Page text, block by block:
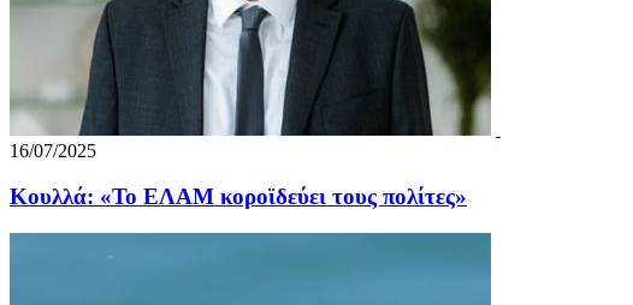
16/07/2025
Κουλλά: «Το ΕΛΑΜ κοροϊδεύει τους πολίτες»